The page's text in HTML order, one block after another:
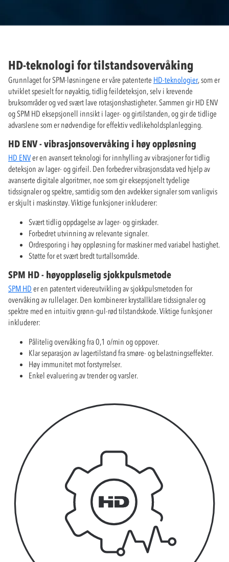
HD-teknologi for tilstandsovervåking
Grunnlaget for SPM-løsningene er våre patenterte HD-teknologier, som er
utviklet spesielt for nøyaktig, tidlig feildeteksjon, selv i krevende
bruksområder og ved svært lave rotasjonshastigheter. Sammen gir HD ENV
og SPM HD eksepsjonell innsikt i lager- og girtilstanden, og gir de tidlige
advarslene som er nødvendige for effektiv vedlikeholdsplanlegging.
HD ENV - vibrasjonsovervåking i høy oppløsning
HD ENVer en avansert teknologi for innhylling av vibrasjoner for tidlig
deteksjon av lager- og girfeil. Den forbedrer vibrasjonsdata ved hjelp av
avanserte digitale algoritmer, noe som gir eksepsjonelt tydelige
tidssignaler og spektre, samtidig som den avdekker signaler som vanligvis
er skjult i maskinstøy. Viktige funksjoner inkluderer:
Svært tidlig oppdagelse av lager- og girskader.
Forbedret utvinning av relevante signaler.
Ordresporing i høy oppløsning for maskiner med variabel hastighet.
Støtte for et svært bredt turtallsområde.
SPM HD - høyoppløselig sjokkpulsmetode
SPM HD er en patentert videreutvikling av sjokkpulsmetoden for
overvåking av rullelager. Den kombinerer krystallklare tidssignaler og
spektre med en intuitiv grønn-gul-rød tilstandskode. Viktige funksjoner
inkluderer:
Pålitelig overvåking fra 0,1 o/min og oppover.
Klar separasjon av lagertilstand fra smøre- og belastningseffekter.
Høy immunitet mot forstyrrelser.
Enkel evaluering av trender og varsler.